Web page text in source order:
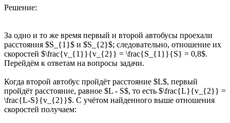
Решение:
За одно и то же время первый и второй автобусы проехали
расстояния $S_{1}$ и $S_{2}$; следовательно, отношение их
скоростей $\frac{v_{1}}{v_{2}} = \frac{S_{1}}{S} = 0,8$.
Перейдём к ответам на вопросы задачи.
Когда второй автобус пройдёт расстояние $L$, первый
пройдёт расстояние, равное $L - S$, то есть $\frac{L}{v_{2}} =
\frac{L-S}{v_{2}}$. С учётом найденного выше отношения
скоростей получаем: